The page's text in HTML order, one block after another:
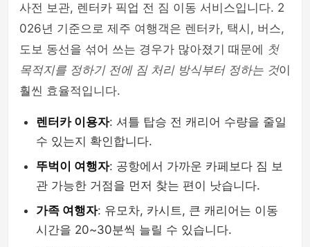
사전 보관, 렌터카 픽업 전 짐 이동 서비스입니다. 2
026년 기준으로 제주 여행객은 렌터카, 택시, 버스,
도보 동선을 섞어 쓰는 경우가 많아졌기 때문에 첫
목적지를 정하기 전에 짐 처리 방식부터 정하는 것이
훨씬 효율적입니다.
렌터카 이용자: 셔틀 탑승 전 캐리어 수량을 줄일
수 있는지 확인합니다.
뚜벅이 여행자: 공항에서 가까운 카페보다 짐 보
관 가능한 거점을 먼저 찾는 편이 낫습니다.
가족 여행자: 유모차, 카시트, 큰 캐리어는 이동
시간을 20~30분씩 늘릴 수 있습니다.